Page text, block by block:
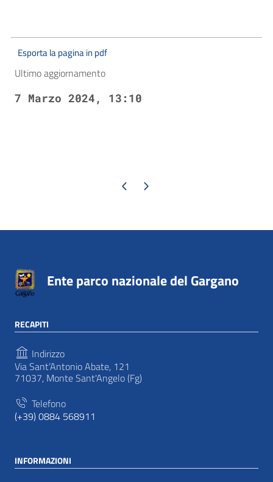
Esporta la pagina in pdf
Ultimo aggiornamento
7 Marzo 2024, 13:10
Pagina precedente
Pagina successiva
Ente parco nazionale del Gargano
RECAPITI
Indirizzo
Via Sant’Antonio Abate, 121
71037, Monte Sant'Angelo (Fg)
Telefono
(+39) 0884 568911
INFORMAZIONI